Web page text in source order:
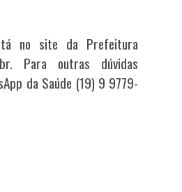
no site da Prefeitura
Para outras dúvidas
da Saúde (19) 9 9779-